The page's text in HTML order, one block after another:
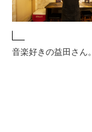
音楽好きの益田さん。